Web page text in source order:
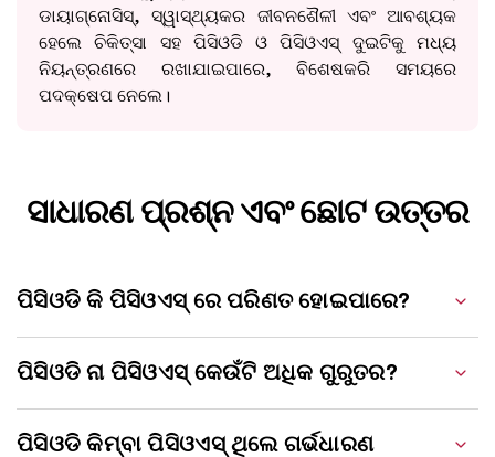
ଡାୟାଗ୍ନୋସିସ୍, ସ୍ୱାସ୍ଥ୍ୟକର ଜୀବନଶୈଳୀ ଏବଂ ଆବଶ୍ୟକ
ହେଲେ ଚିକିତ୍ସା ସହ ପିସିଓଡି ଓ ପିସିଓଏସ୍ ଦୁଇଟିକୁ ମଧ୍ୟ
ନିୟନ୍ତ୍ରଣରେ ରଖାଯାଇପାରେ, ବିଶେଷକରି ସମୟରେ
ପଦକ୍ଷେପ ନେଲେ।
ସାଧାରଣ ପ୍ରଶ୍ନ ଏବଂ ଛୋଟ ଉତ୍ତର
ପିସିଓଡି କି ପିସିଓଏସ୍ ରେ ପରିଣତ ହୋଇପାରେ?
ପିସିଓଡି ନା ପିସିଓଏସ୍ କେଉଁଟି ଅଧିକ ଗୁରୁତର?
ପିସିଓଡି କିମ୍ବା ପିସିଓଏସ୍ ଥିଲେ ଗର୍ଭଧାରଣ